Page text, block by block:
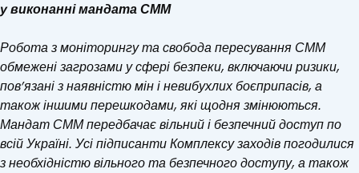
у виконанні мандата СММ
Робота з моніторингу та свобода пересування СММ
обмежені загрозами у сфері безпеки, включаючи ризики,
пов’язані з наявністю мін і невибухлих боєприпасів, а
також іншими перешкодами, які щодня змінюються.
Мандат СММ передбачає вільний і безпечний доступ по
всій Україні. Усі підписанти Комплексу заходів погодилися
з необхідністю вільного та безпечного доступу, а також